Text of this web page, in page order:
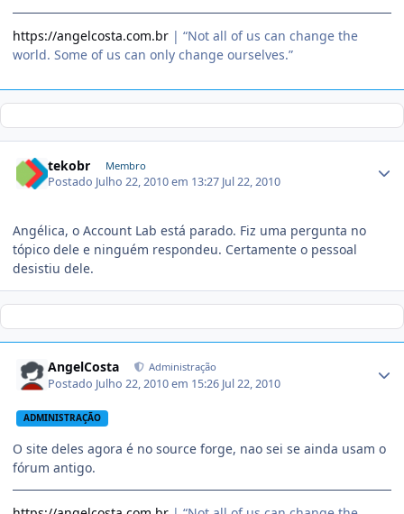
https://angelcosta.com.br | “Not all of us can change the
world. Some of us can only change ourselves.”
tekobr Membro
Postado Julho 22, 2010 em 13:27 Jul 22, 2010
Angélica, o Account Lab está parado. Fiz uma pergunta no
tópico dele e ninguém respondeu. Certamente o pessoal
desistiu dele.
AngelCosta Administração
Postado Julho 22, 2010 em 15:26 Jul 22, 2010
ADMINISTRAÇÃO
O site deles agora é no source forge, nao sei se ainda usam o
fórum antigo.